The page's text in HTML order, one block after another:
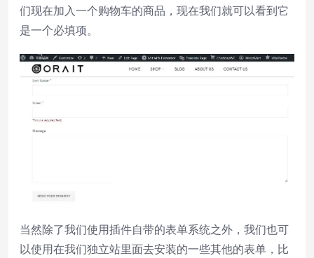
们现在加入一个购物车的商品，现在我们就可以看到它
是一个必填项。
当然除了我们使用插件自带的表单系统之外，我们也可
以使用在我们独立站里面去安装的一些其他的表单，比